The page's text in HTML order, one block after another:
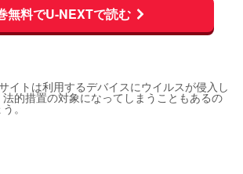
無料でU-NEXTで読む
イトは利用するデバイスにウイルスが侵入し
的措置の対象になってしまうこともあるの
。